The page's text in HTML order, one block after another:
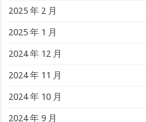
2025 年 2 月
2025 年 1 月
2024 年 12 月
2024 年 11 月
2024 年 10 月
2024 年 9 月